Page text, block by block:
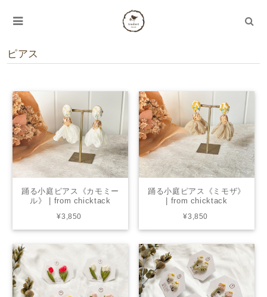
ピアス
踊る小庭ピアス《カモミー
ル》 | from chicktack
¥3,850
踊る小庭ピアス《ミモザ》
| from chicktack
¥3,850